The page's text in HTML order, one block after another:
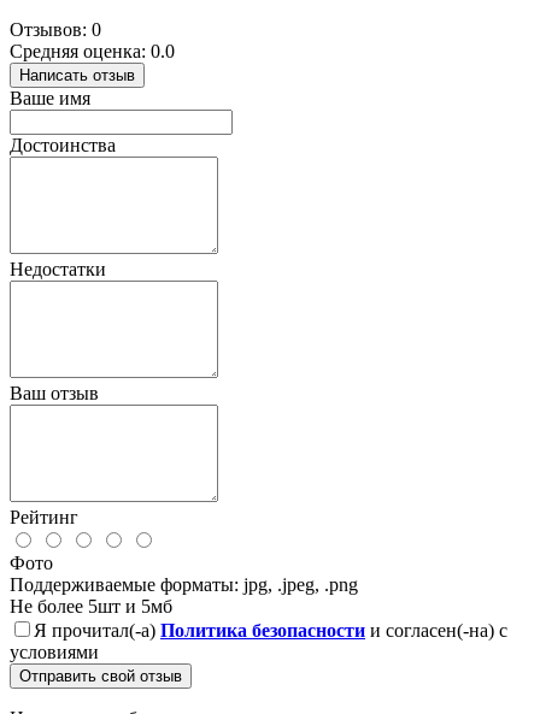
Отзывов: 0
Средняя оценка: 0.0
Написать отзыв
Ваше имя
Достоинства
Недостатки
Ваш отзыв
Рейтинг
Фото
Поддерживаемые форматы: jpg, .jpeg, .png
Не более 5шт и 5мб
Я прочитал(-а) Политика безопасности и согласен(-на) с
условиями
Отправить свой отзыв